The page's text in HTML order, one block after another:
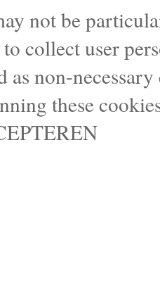
not be
collect user
as non-
these